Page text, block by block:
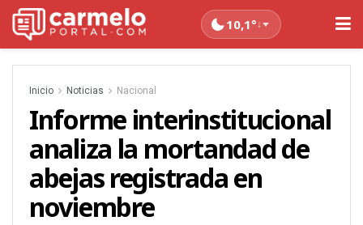
10,1°↓
Inicio Noticias Nacional
Informe interinstitucional
analiza la mortandad de
abejas registrada en
noviembre